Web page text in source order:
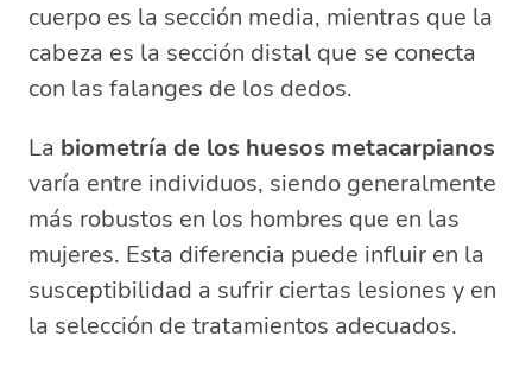
cuerpo es la sección media, mientras que la
cabeza es la sección distal que se conecta
con las falanges de los dedos.
La biometría de los huesos metacarpianos
varía entre individuos, siendo generalmente
más robustos en los hombres que en las
mujeres. Esta diferencia puede influir en la
susceptibilidad a sufrir ciertas lesiones y en
la selección de tratamientos adecuados.